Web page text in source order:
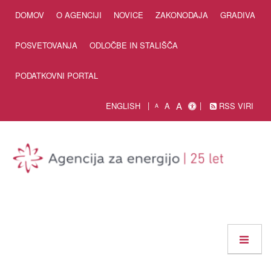
DOMOV O AGENCIJI NOVICE ZAKONODAJA GRADIVA
POSVETOVANJA ODLOČBE IN STALIŠČA
PODATKOVNI PORTAL
ENGLISH A A A RSS VIRI